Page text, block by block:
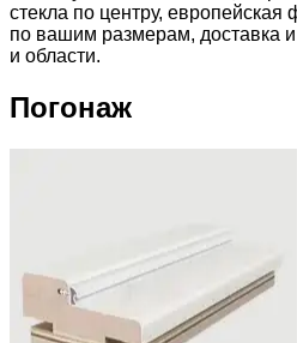
стекла по центру, европейская
по вашим размерам, доставка
и области.
Погонаж